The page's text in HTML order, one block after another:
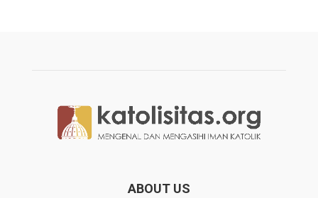
ABOUT US